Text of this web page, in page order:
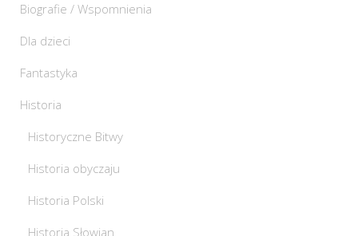
Biografie / Wspomnienia
Dla dzieci
Fantastyka
Historia
Historyczne Bitwy
Historia obyczaju
Historia Polski
Historia Słowian